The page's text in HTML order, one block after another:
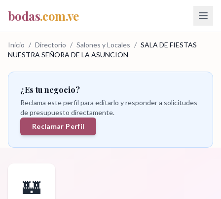
bodas.com.ve
Inicio / Directorio / Salones y Locales / SALA DE FIESTAS
NUESTRA SEÑORA DE LA ASUNCION
¿Es tu negocio?
Reclama este perfil para editarlo y responder a solicitudes
de presupuesto directamente.
Reclamar Perfil
🏰